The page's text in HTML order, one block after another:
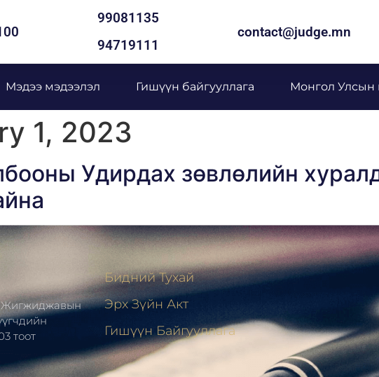
99081135
94719111
contact@judge.mn
Мэдээ мэдээлэл Гишүүн байгууллага Монгол Улсын
1, 2023
Удирдах зөвлөлийн
Жигжиджавын
тоот
Бидний Тухай
Эрх Зүйн Акт
Гишүүн Байгууллага